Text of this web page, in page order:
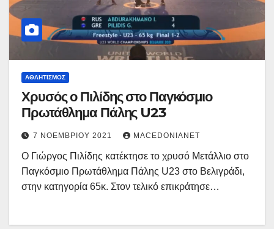
ΑΘΛΗΤΙΣΜΌΣ
Χρυσός ο Πιλίδης στο Παγκόσμιο
Πρωτάθλημα Πάλης U23
7 ΝΟΕΜΒΡΊΟΥ 2021 MACEDONIANET
Ο Γιώργος Πιλίδης κατέκτησε το χρυσό Μετάλλιο στο
Παγκόσμιο Πρωτάθλημα Πάλης U23 στο Βελιγράδι,
στην κατηγορία 65κ. Στον τελικό επικράτησε…